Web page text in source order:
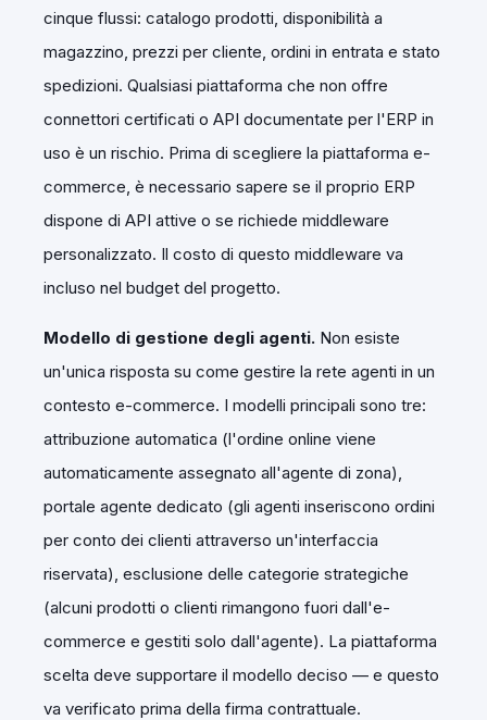
cinque flussi: catalogo prodotti, disponibilità a
magazzino, prezzi per cliente, ordini in entrata e stato
spedizioni. Qualsiasi piattaforma che non offre
connettori certificati o API documentate per l'ERP in
uso è un rischio. Prima di scegliere la piattaforma e-
commerce, è necessario sapere se il proprio ERP
dispone di API attive o se richiede middleware
personalizzato. Il costo di questo middleware va
incluso nel budget del progetto.
Modello di gestione degli agenti. Non esiste
un'unica risposta su come gestire la rete agenti in un
contesto e-commerce. I modelli principali sono tre:
attribuzione automatica (l'ordine online viene
automaticamente assegnato all'agente di zona),
portale agente dedicato (gli agenti inseriscono ordini
per conto dei clienti attraverso un'interfaccia
riservata), esclusione delle categorie strategiche
(alcuni prodotti o clienti rimangono fuori dall'e-
commerce e gestiti solo dall'agente). La piattaforma
scelta deve supportare il modello deciso — e questo
va verificato prima della firma contrattuale.